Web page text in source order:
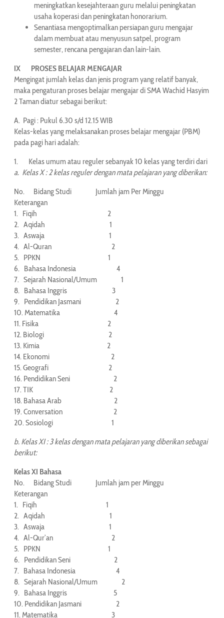
meningkatkan kesejahteraan guru melalui pe­ning­katan
usaha koperasi dan peningkatan honorarium.
Senantiasa mengoptimalkan persiapan guru mengajar
dalam membuat atau menyusun satpel, program
semester, rencana pengajaran dan lain-lain.
IX PROSES BELAJAR MENGAJAR
Mengingat jumlah kelas dan jenis program yang relatif banyak,
maka pengaturan proses belajar mengajar di SMA Wachid Hasyim
2 Taman diatur sebagai berikut:
A. Pagi : Pukul 6.30 s/d 12.15 WIB
Kelas-kelas yang melaksanakan proses belajar mengajar (PBM)
pada pagi hari adalah:
1. Kelas umum atau reguler sebanyak 10 kelas yang terdiri dari
a. Kelas X : 2 kelas reguler dengan mata pelajaran yang diberikan:
No. Bidang Studi Jumlah jam Per Minggu
Keterangan
1. Fiqih 2
2. Aqidah 1
3. Aswaja 1
4. Al-Quran 2
5. PPKN 1
6. Bahasa Indonesia 4
7. Sejarah Nasional/Umum 1
8. Bahasa Inggris 3
9. Pendidikan Jasmani 2
10. Matematika 4
11. Fisika 2
12. Biologi 2
13. Kimia 2
14. Ekonomi 2
15. Geografi 2
16. Pendidikan Seni 2
17. TIK 2
18. Bahasa Arab 2
19. Conversation 2
20. Sosiologi 1
b. Kelas XI : 3 kelas dengan mata pelajaran yang diberikan sebagai
berikut:
Kelas XI Bahasa
No. Bidang Studi Jumlah jam per Minggu
Keterangan
1. Fiqih 1
2. Aqidah 1
3. Aswaja 1
4. Al-Qur’an 2
5. PPKN 1
6. Pendidikan Seni 2
7. Bahasa Indonesia 4
8. Sejarah Nasional/Umum 2
9. Bahasa Inggris 5
10. Pendidikan Jasmani 2
11. Matematika 3